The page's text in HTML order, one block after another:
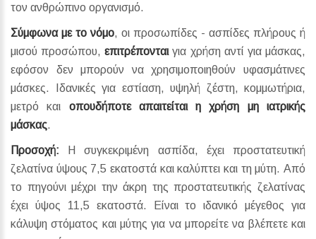
τον ανθρώπινο οργανισμό.
Σύμφωνα με το νόμο, οι προσωπίδες - ασπίδες πλήρους ή
μισού προσώπου,επιτρέπονταιγια χρήση αντί για μάσκας,
εφόσον δεν μπορούν να χρησιμοποιηθούν υφασμάτινες
μάσκες. Ιδανικές για εστίαση, υψηλή ζέστη, κομμωτήρια,
μετρό και οπουδήποτε απαιτείται η χρήση μη ιατρικής
μάσκας.
Προσοχή: Η συγκεκριμένη ασπίδα, έχει προστατευτική
ζελατίνα ύψους 7,5 εκατοστά και καλύπτει και τη μύτη. Από
το πηγούνι μέχρι την άκρη της προστατευτικής ζελατίνας
έχει ύψος 11,5 εκατοστά. Είναι το ιδανικό μέγεθος για
κάλυψη στόματος και μύτης για να μπορείτε να βλέπετε και